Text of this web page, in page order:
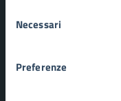
delNecessari
Preferenze
Aree amministrative
Politici
Personale amministrativo